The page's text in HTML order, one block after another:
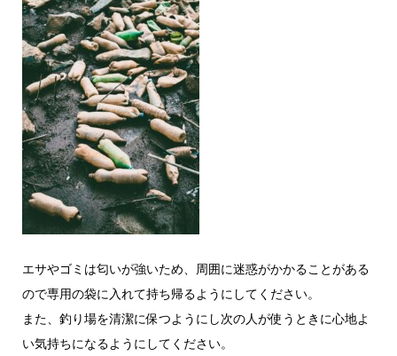
エサやゴミは匂いが強いため、周囲に迷惑がかかることがある
ので専用の袋に入れて持ち帰るようにしてください。
また、釣り場を清潔に保つようにし次の人が使うときに心地よ
い気持ちになるようにしてください。